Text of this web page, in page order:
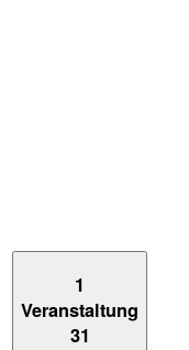
1
Veranstaltung
31